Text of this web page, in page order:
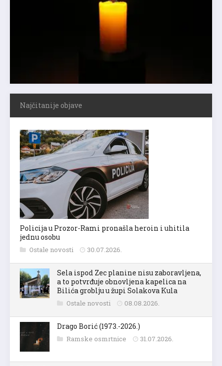
Najčitanije objave
Policija u Prozor-Rami pronašla heroin i uhitila
jednu osobu
Ostale novosti 30.07.2026.
Sela ispod Zec planine nisu zaboravljena,
a to potvrđuje obnovljena kapelica na
Bilića groblju u župi Solakova Kula
Ostale novosti 08.08.2026.
Drago Borić (1973.-2026.)
Ramske osmrtnice 31.07.2026.